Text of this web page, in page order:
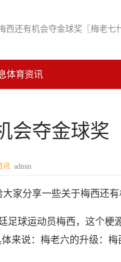
西还有机会夺金球奖〖梅老七
体育资讯
会夺金球奖
讯 admin
家分享一些关于梅西还
足球运动员梅西，这个
来说：梅老六的升级：